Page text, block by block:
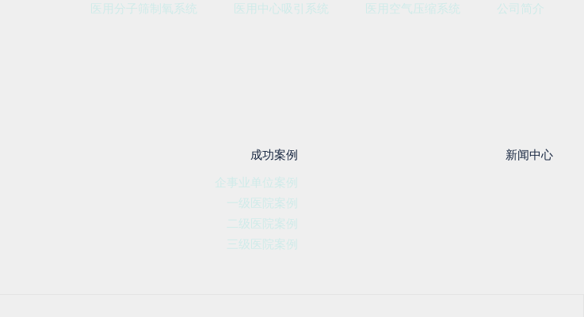
医用分子筛制氧系统 医用中心吸引系统 医用空气压缩系统 公司简介
成功案例
企事业单位案例
一级医院案例
二级医院案例
三级医院案例
新闻中心